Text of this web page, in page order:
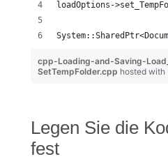
loadOptions-
cpp-Loading-and-Saving-
SetTempFolder.cpp hosted
Legen Sie die
fest